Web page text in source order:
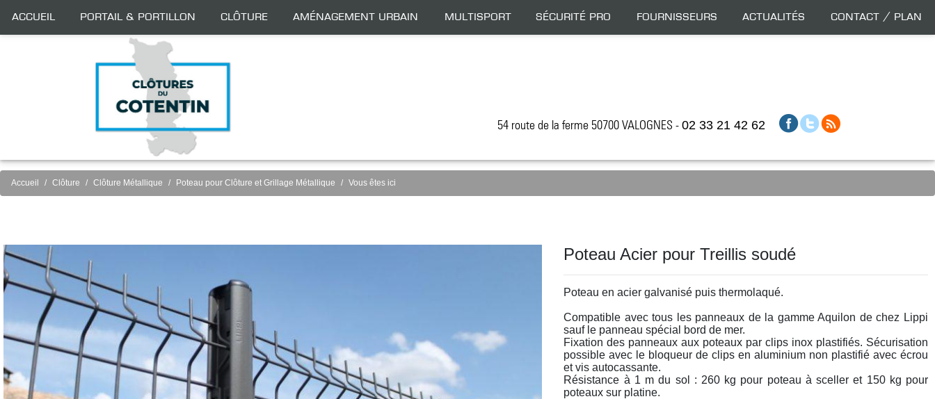
54 route de la ferme 50700 VALOGNES - 02 33 21 42 62
Accueil Portail & Portillon Clôture Aménagement Urbain Multisport Sécurité Pro Fournisseurs Actualités Contact / Plan
Accueil Clôture Clôture Métallique Poteau pour Clôture et Grillage Métallique Vous êtes ici
Poteau Acier pour Treillis soudé
Poteau en acier galvanisé puis thermolaqué.
Compatible avec tous les panneaux de la gamme Aquilon de chez Lippi
sauf le panneau spécial bord de mer.
Fixation des panneaux aux poteaux par clips inox plastifiés. Sécurisation
possible avec le bloqueur de clips en aluminium non plastifié avec écrou
et vis autocassante.
Résistance à 1 m du sol : 260 kg pour poteau à sceller et 150 kg pour
poteaux sur platine.